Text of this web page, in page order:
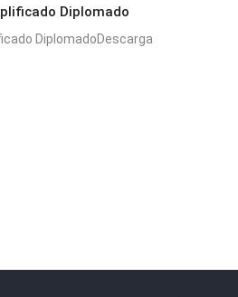
Diplomado
DiplomadoDescarga